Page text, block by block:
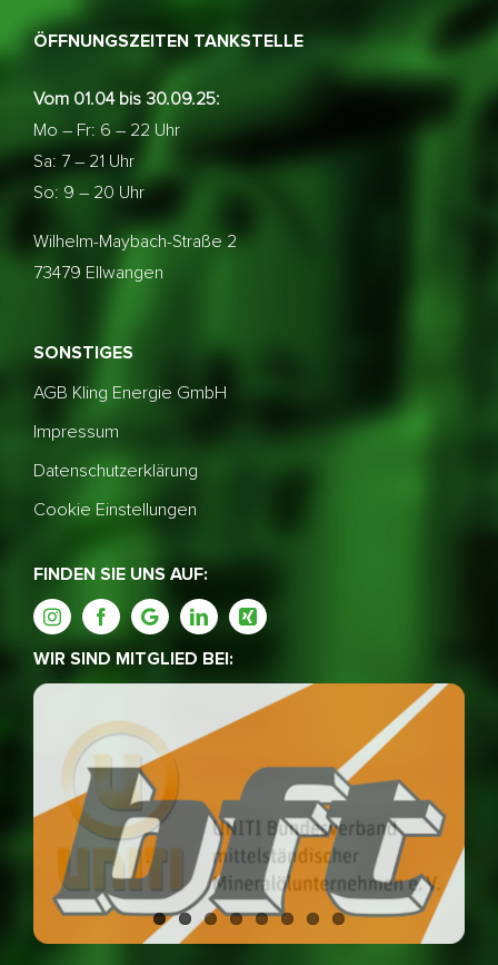
ÖFFNUNGSZEITEN TANKSTELLE
Vom 01.04 bis 30.09.25:
Mo – Fr: 6 – 22 Uhr
Sa: 7 – 21 Uhr
So: 9 – 20 Uhr
Wilhelm-Maybach-Straße 2
73479 Ellwangen
SONSTIGES
AGB Kling Energie GmbH
Impressum
Datenschutzerklärung
Cookie Einstellungen
FINDEN SIE UNS AUF:
WIR SIND MITGLIED BEI: